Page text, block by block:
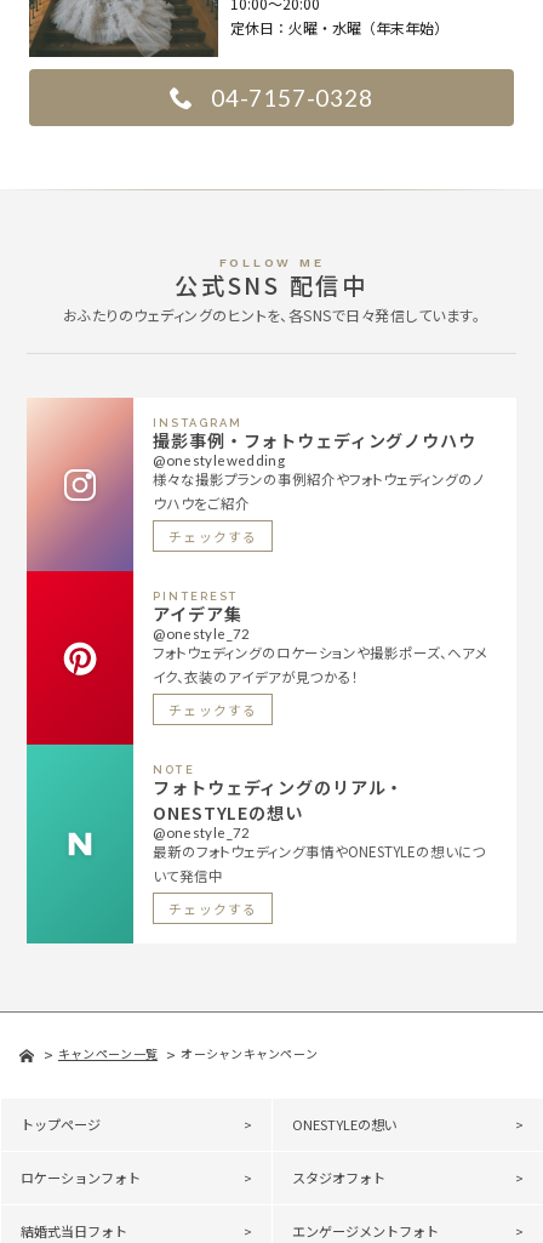
定休日： 火曜・水曜（年末年始）
04-7157-0328
FOLLOW ME
公式SNS 配信中
おふたりのウェディングのヒントを、各SNSで日々発信しています。
INSTAGRAM
撮影事例・フォトウェディングノウハウ
@onestylewedding
様々な撮影プランの事例紹介やフォトウェディングのノ
ウハウをご紹介
チェックする
PINTEREST
アイデア集
@onestyle_72
フォトウェディングのロケーションや撮影ポーズ、ヘアメ
イク、衣装のアイデアが見つかる！
チェックする
NOTE
フォトウェディングのリアル・
ONESTYLEの想い
@onestyle_72
最新のフォトウェディング事情やONESTYLEの想いにつ
いて発信中
チェックする
キャンペーン一覧 オーシャンキャンペーン
トップページ ONESTYLEの想い
ロケーションフォト スタジオフォト
結婚式当日フォト エンゲージメントフォト